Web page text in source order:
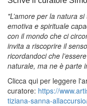
"L’amore per la natura
emotiva e spirituale
con il mondo che ci
invita a riscoprire il
ricordandoci che
naturale, ma ne è parte
Clicca qui per leggere
curatore: https://
tiziana-sanna-